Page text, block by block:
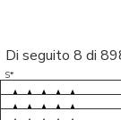
Di seguito 8 di
S*
LP
M*